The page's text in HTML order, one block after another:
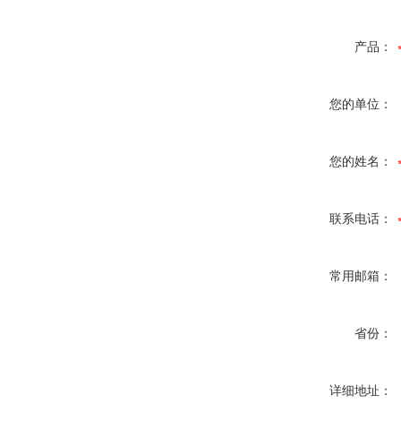
产品：
您的单位：
您的姓名：
联系电话：
常用邮箱：
省份：
详细地址：